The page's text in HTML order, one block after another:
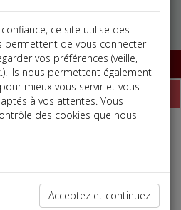
JUIN 2026
ce site utilise des
permettent de vous connecter
vos préférences (veille,
Ils nous permettent également
mieux vous servir et vous
à vos attentes. Vous
des cookies que nous
Acceptez et continuez